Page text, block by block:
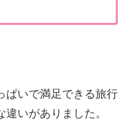
ぱいで満足できる旅行
いがありました。